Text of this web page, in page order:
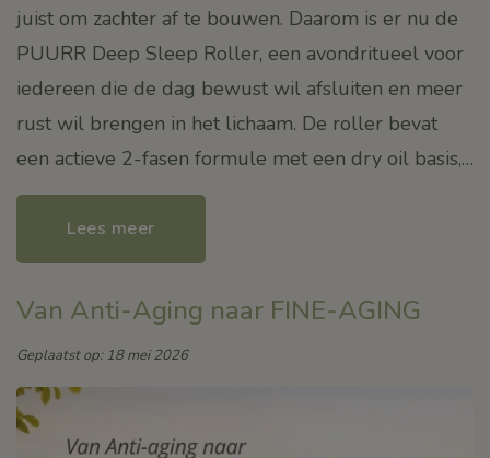
juist om zachter af te bouwen. Daarom is er nu de
PUURR Deep Sleep Roller, een avondritueel voor
iedereen die de dag bewust wil afsluiten en meer
rust wil brengen in het lichaam. De roller bevat
een actieve 2-fasen formule met een dry oil basis,…
Lees meer
Van Anti-Aging naar FINE-AGING
Geplaatst op: 18 mei 2026